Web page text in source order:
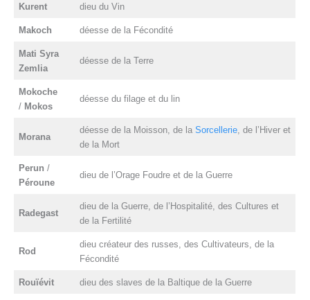
Kurent dieu du Vin
Makoch déesse de la Fécondité
Mati Syra
Zemlia
déesse de la Terre
Mokoche
/ Mokos
déesse du filage et du lin
Morana
déesse de la Moisson, de laSorcellerie , de l’Hiver et
de la Mort
Perun /
Péroune
dieu de l’Orage Foudre et de la Guerre
Radegast
dieu de la Guerre, de l’Hospitalité, des Cultures et
de la Fertilité
Rod
dieu créateur des russes, des Cultivateurs, de la
Fécondité
Rouïévit dieu des slaves de la Baltique de la Guerre